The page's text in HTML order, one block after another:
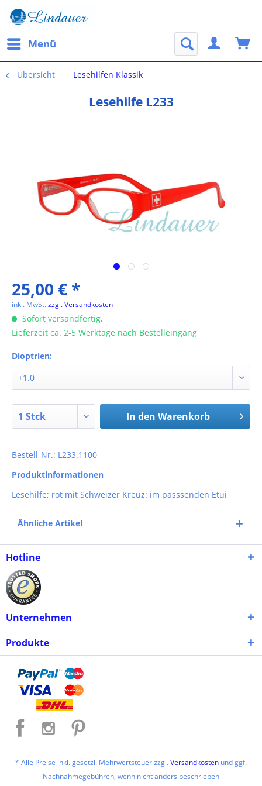
Menü
Übersicht Lesehilfen Klassik
Lesehilfe L233
25,00 € *
inkl. MwSt.zzgl. Versandkosten
Sofort versandfertig,
Lieferzeit ca. 2-5 Werktage nach Bestelleingang
Dioptrien:
In den Warenkorb
Bestell-Nr.: L233.1100
Produktinformationen
Lesehilfe; rot mit Schweizer Kreuz: im passsenden Etui
Ähnliche Artikel
Hotline
Unternehmen
Produkte
* Alle Preise inkl. gesetzl. Mehrwertsteuer zzgl.Versandkosten und ggf.
Nachnahmegebühren, wenn nicht anders beschrieben